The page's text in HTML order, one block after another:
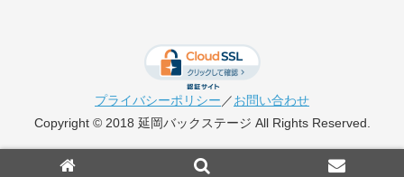
プライバシーポリシー ／お問い合わせ
Copyright © 2018 延岡バックステージ All Rights Reserved.